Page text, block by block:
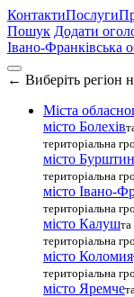
КонтактиПослуги
Пошук Додати
Івано-Франківська
← Виберіть регіон
Міста
місто Болехів
територіальна
місто Бурштин
територіальна
місто Івано-
територіальна
місто Калуш
територіальна
місто Коломия
територіальна
місто Яремче